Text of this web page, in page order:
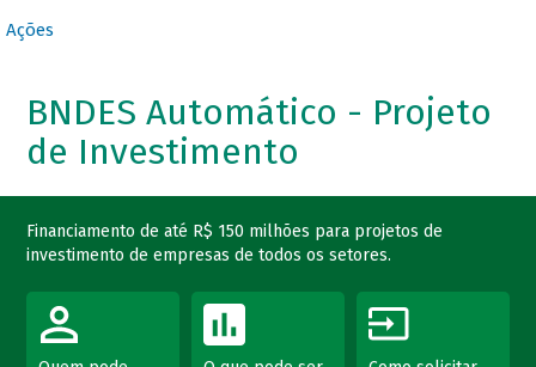
Ações
BNDES Automático - Projeto
de Investimento
Financiamento de até R$ 150 milhões para projetos de
investimento de empresas de todos os setores.